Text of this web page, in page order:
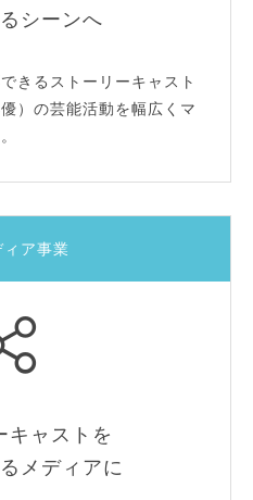
シーンへ
きるストーリーキャスト
）の芸能活動を幅広くマ
ィア事業
キャストを
メディアに